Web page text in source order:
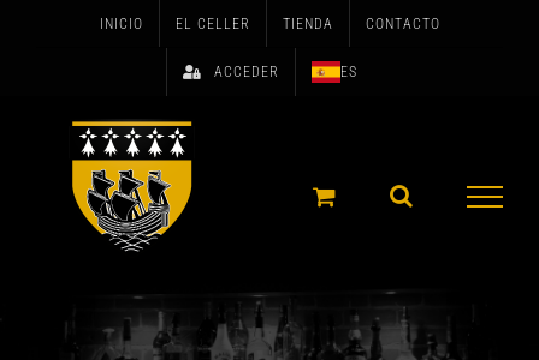
INICIO EL CELLER TIENDA CONTACTO
ACCEDER ES